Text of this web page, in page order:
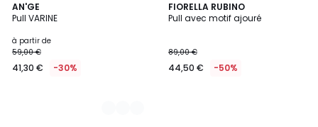
AN'GE
Pull VARINE
à partir de
59,00 €
41,30 € -30%
6
Couleurs
FIORELLA RUBINO
Pull avec motif ajouré
89,00 €
44,50 € -50%